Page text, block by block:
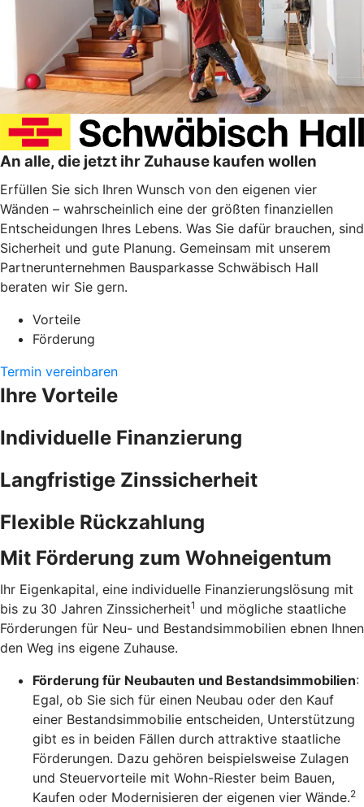
An alle, die jetzt ihr Zuhause kaufen wollen
Erfüllen Sie sich Ihren Wunsch von den eigenen vier
Wänden – wahrscheinlich eine der größten finanziellen
Entscheidungen Ihres Lebens. Was Sie dafür brauchen, sind
Sicherheit und gute Planung. Gemeinsam mit unserem
Partnerunternehmen Bausparkasse Schwäbisch Hall
beraten wir Sie gern.
Vorteile
Förderung
Termin vereinbaren
Ihre Vorteile
Individuelle Finanzierung
Langfristige Zinssicherheit
Flexible Rückzahlung
Mit Förderung zum Wohneigentum
Ihr Eigenkapital, eine individuelle Finanzierungslösung mit
bis zu 30 Jahren Zinssicherheit1 und mögliche staatliche
Förderungen für Neu- und Bestandsimmobilien ebnen Ihnen
den Weg ins eigene Zuhause.
Förderung für Neubauten und Bestandsimmobilien:
Egal, ob Sie sich für einen Neubau oder den Kauf
einer Bestandsimmobilie entscheiden, Unterstützung
gibt es in beiden Fällen durch attraktive staatliche
Förderungen. Dazu gehören beispielsweise Zulagen
und Steuervorteile mit Wohn-Riester beim Bauen,
Kaufen oder Modernisieren der eigenen vier Wände.2